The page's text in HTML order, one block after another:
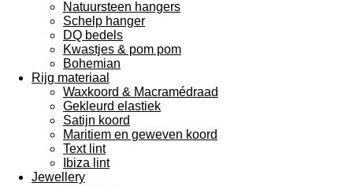
Natuursteen hangers
Schelp hanger
DQ bedels
Kwastjes & pom pom
Bohemian
Rijg materiaal
Waxkoord & Macramédraad
Gekleurd elastiek
Satijn koord
Maritiem en geweven koord
Text lint
Ibiza lint
Jewellery